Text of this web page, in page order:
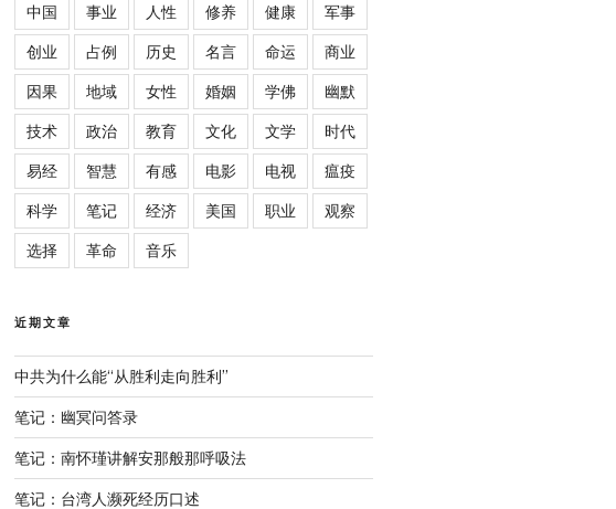
中国 事业 人性 修养 健康 军事
创业 占例 历史 名言 命运 商业
因果 地域 女性 婚姻 学佛 幽默
技术 政治 教育 文化 文学 时代
易经 智慧 有感 电影 电视 瘟疫
科学 笔记 经济 美国 职业 观察
选择 革命 音乐
近期文章
中共为什么能“从胜利走向胜利”
笔记：幽冥问答录
笔记：南怀瑾讲解安那般那呼吸法
笔记：台湾人濒死经历口述